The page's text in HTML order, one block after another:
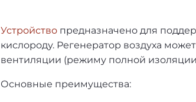
Устройство предназначено для
кислороду. Регенератор воздуха
вентиляции (режиму полной
Основные преимущества: